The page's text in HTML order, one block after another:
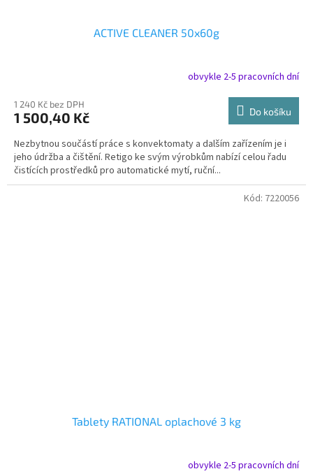
ACTIVE CLEANER 50x60g
obvykle 2-5 pracovních dní
1 240 Kč bez DPH
1 500,40 Kč Do košíku
Nezbytnou součástí práce s konvektomaty a dalším zařízením je i
jeho údržba a čištění. Retigo ke svým výrobkům nabízí celou řadu
čistících prostředků pro automatické mytí, ruční...
Tablety RATIONAL oplachové 3 kg
obvykle 2-5 pracovních dní
Kód: 7220056